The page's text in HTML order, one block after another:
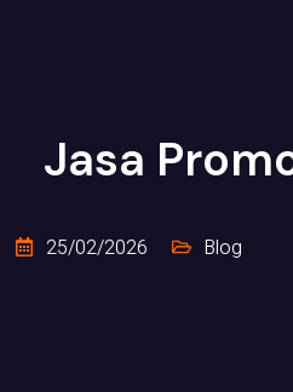
Jasa
25/02/2026 Blog